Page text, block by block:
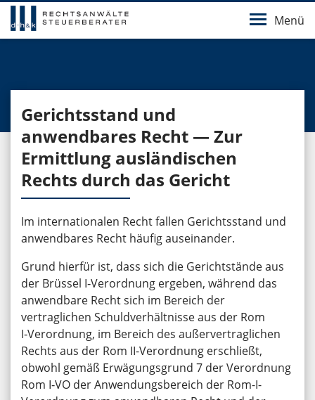
Menü
Gerichtsstand und
anwendbares Recht — Zur
Ermittlung ausländischen
Rechts durch das Gericht
Im internationalen Recht fallen Gerichtsstand und
anwendbares Recht häufig auseinander.
Grund hierfür ist, dass sich die Gerichtstände aus
der Brüssel I‑Verordnung ergeben, während das
anwendbare Recht sich im Bereich der
vertraglichen Schuldverhältnisse aus der Rom
I‑Verordnung, im Bereich des außervertraglichen
Rechts aus der Rom II-Verordnung erschließt,
obwohl gemäß Erwägungsgrund 7 der Verordnung
Rom I‑VO der Anwendungsbereich der Rom-I-